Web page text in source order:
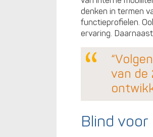
denken in termen
functieprofielen.
ervaring.
van de
Blind